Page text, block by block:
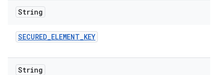
String
SECURED_ELEMENT_KEY
String